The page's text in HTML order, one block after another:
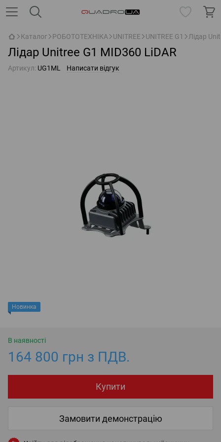
Каталог РОБОТОТЕХНІКА UNITREE UNITREE G1 Лідар
Лідар Unitree G1 MID360 LiDAR
Артикул: UG1ML Написати відгук
Новинка
В наявності
164 800 грн з ПДВ.
Купити
Замовити демонстрацію